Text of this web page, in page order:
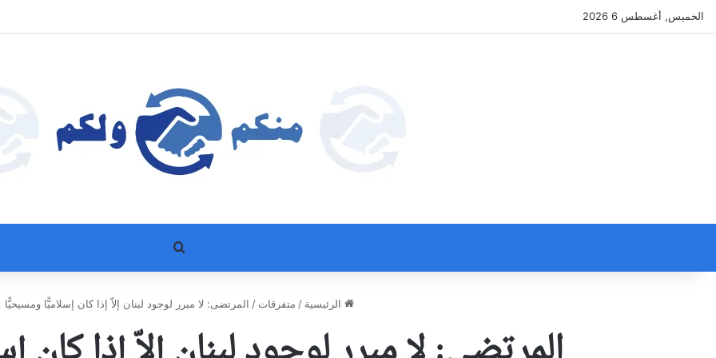
الخميس, أغسطس 6 2026
بحث عن
الرئيسية / متفرقات / المرتضى: لا مبرر لوجود لبنان إلاّ إذا كان إسلاميًّا ومسيحيًّا